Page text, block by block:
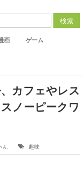
画 ゲーム
検索
カフェやレス
ノーピークワ
ん 趣味